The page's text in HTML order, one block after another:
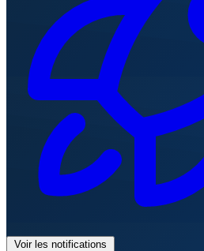
Voir les notifications